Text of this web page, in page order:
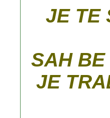
JE TE
SAH BE
JE